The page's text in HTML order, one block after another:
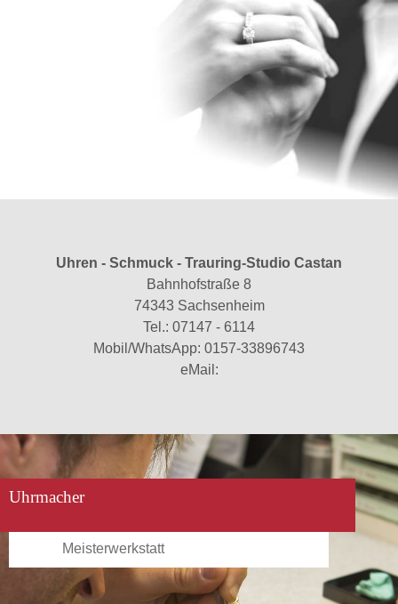
Uhren - Schmuck - Trauring-Studio Castan
Bahnhofstraße 8
74343 Sachsenheim
Tel.: 07147 - 6114
Mobil/WhatsApp: 0157-33896743
eMail:
Uhrmacher
Meisterwerkstatt